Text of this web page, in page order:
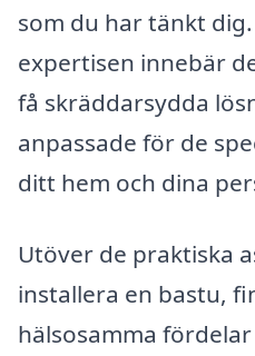
som du har tänkt
expertisen innebär
få skräddarsydda
anpassade för de
ditt hem och dina
Utöver de praktiska
installera en bastu,
hälsosamma